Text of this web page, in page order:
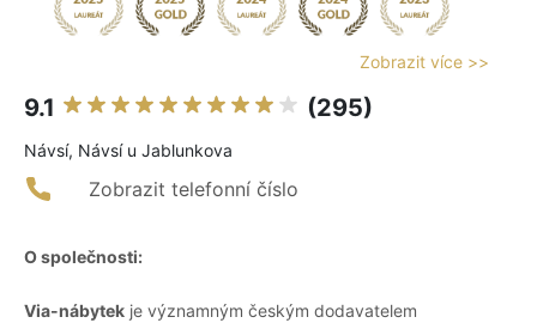
Zobrazit více >>
9.1 (295)
Návsí, Návsí u Jablunkova
Zobrazit telefonní číslo
O společnosti:
Via-nábytek je významným českým dodavatelem